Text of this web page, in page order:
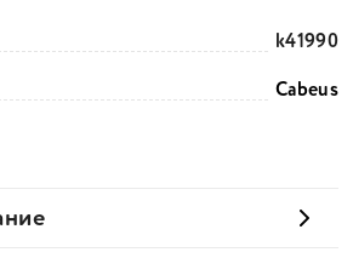
k41990
Cabeus